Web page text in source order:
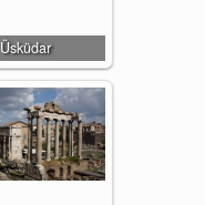
Üsküdar